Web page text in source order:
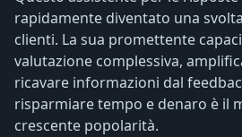
rapidamente diventato una
clienti. La sua promettente
valutazione complessiva,
ricavare informazioni dal
risparmiare tempo e denaro è il
crescente popolarità.